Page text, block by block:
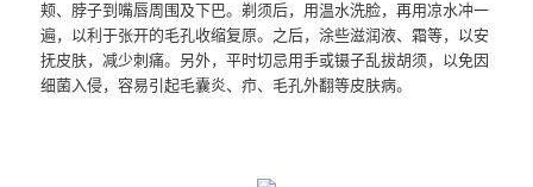
颊、脖子到嘴唇周围及下巴。剃须后，用温水洗脸，再用凉水冲一
遍，以利于张开的毛孔收缩复原。之后，涂些滋润液、霜等，以安
抚皮肤，减少刺痛。另外，平时切忌用手或镊子乱拔胡须，以免因
细菌入侵，容易引起毛囊炎、疖、毛孔外翻等皮肤病。